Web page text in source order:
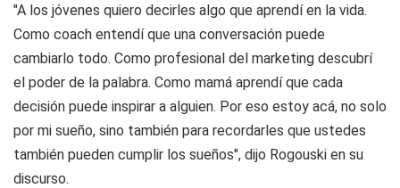
"A los jóvenes quiero decirles algo que aprendí en la vida.
Como coach entendí que una conversación puede
cambiarlo todo. Como profesional del marketing descubrí
el poder de la palabra. Como mamá aprendí que cada
decisión puede inspirar a alguien. Por eso estoy acá, no solo
por mi sueño, sino también para recordarles que ustedes
también pueden cumplir los sueños", dijo Rogouski en su
discurso.